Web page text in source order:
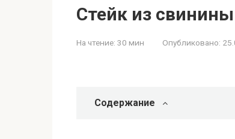
Стейк из
На чтение: 30 мин Опубликовано:
Содержание